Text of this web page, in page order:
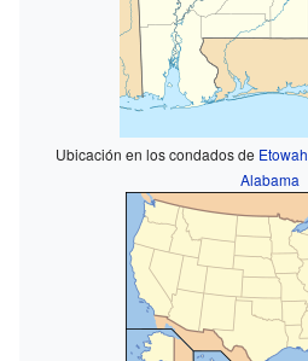
Ubicación en los condados de Etowah
Alabama